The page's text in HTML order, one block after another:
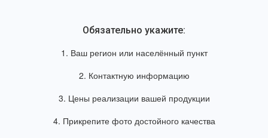
Обязательно укажите:
1. Ваш регион или населённый пункт
2. Контактную информацию
3. Цены реализации вашей продукции
4. Прикрепите фото достойного качества